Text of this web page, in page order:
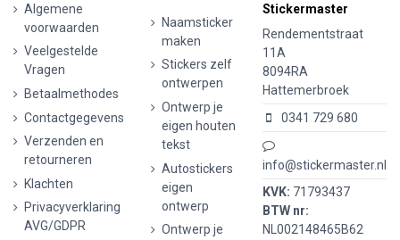
Algemene
voorwaarden
Veelgestelde
Vragen
Betaalmethodes
Contactgegevens
Verzenden en
retourneren
Klachten
Privacyverklaring
AVG/GDPR
Naamsticker
maken
Stickers zelf
ontwerpen
Ontwerp je
eigen houten
tekst
Autostickers
eigen
ontwerp
Ontwerp je
Stickermaster
Rendementstraat
11A
8094RA
Hattemerbroek
0341 729 680
info@stickermaster.nl
KVK: 71793437
BTW nr:
NL002148465B62